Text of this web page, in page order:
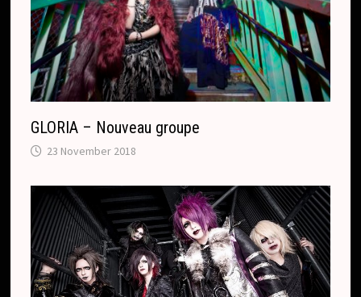
GLORIA – Nouveau groupe
23 November 2018